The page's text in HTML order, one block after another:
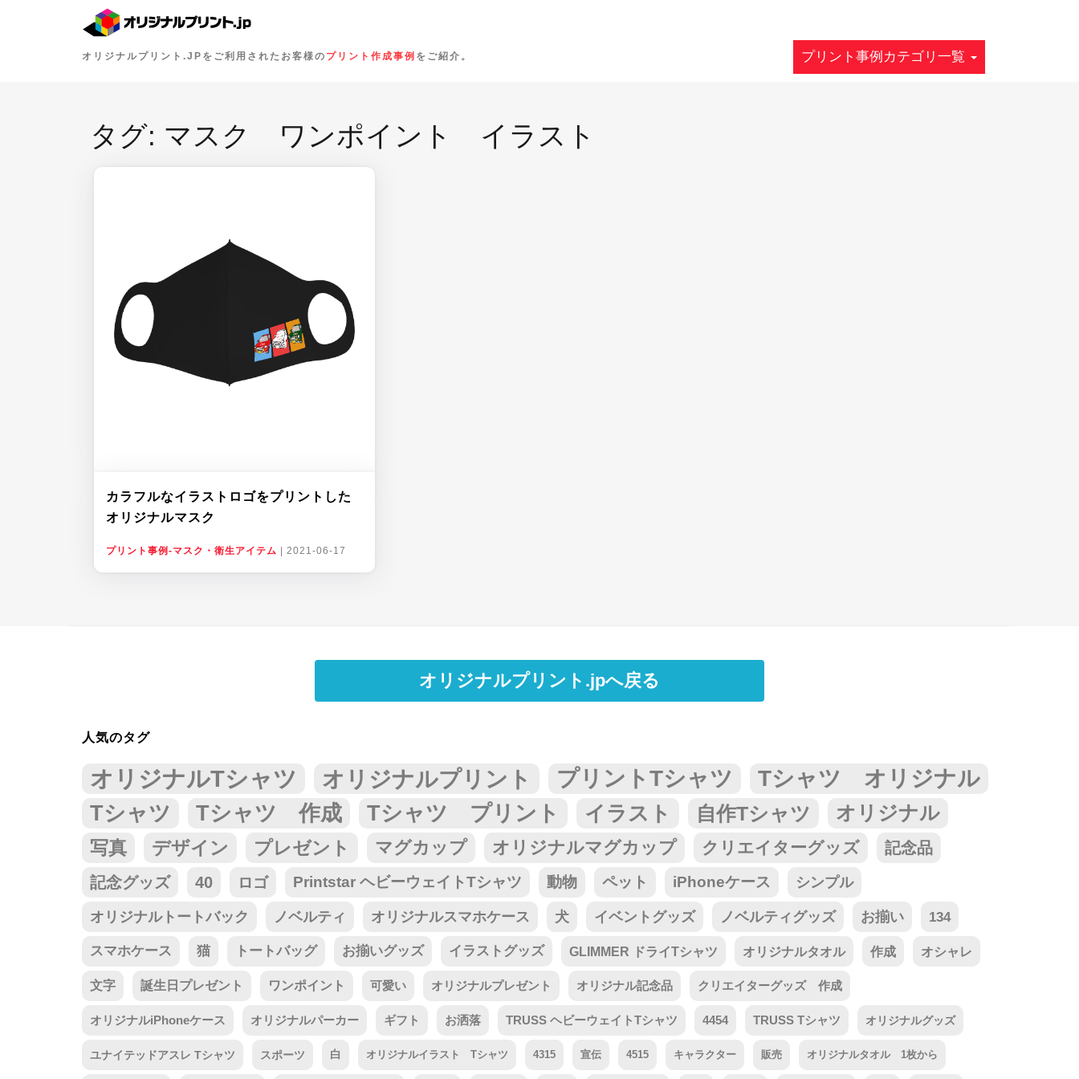
オリジナルプリント.JPをご利用されたお客様の プリント作成事例 をご紹介。 プリント事例カテゴリ一覧
タグ: マスク ワンポイント イラスト
カラフルなイラストロゴをプリントした
オリジナルマスク
プリント事例-マスク・衛生アイテム 2021-06-17
オリジナルプリント.jpへ戻る
人気のタグ
オリジナルTシャツ オリジナルプリント プリントTシャツ
Tシャツ オリジナル
Tシャツ
Tシャツ 作成 Tシャツ プリント イラスト 自作Tシャツ オリジナル
写真 デザイン プレゼント マグカップ オリジナルマグカップ クリエイターグッズ
記念品
記念グッズ
40 ロゴ Printstar ヘビーウェイトTシャツ 動物 ペット iPhoneケース シンプル
オリジナルトートバック ノベルティ オリジナルスマホケース 犬 イベントグッズ ノベルティグッズ お揃い 134
スマホケース 猫 トートバッグ お揃いグッズ イラストグッズ GLIMMER ドライTシャツ オリジナルタオル 作成 オシャレ
文字 誕生日プレゼント ワンポイント 可愛い オリジナルプレゼント オリジナル記念品 クリエイターグッズ 作成
オリジナルiPhoneケース オリジナルパーカー ギフト お洒落 TRUSS ヘビーウェイトTシャツ 4454 TRUSS Tシャツ オリジナルグッズ
ユナイテッドアスレ Tシャツ スポーツ 白 オリジナルイラスト Tシャツ 4315 宣伝 4515 キャラクター 販売 オリジナルタオル 1枚から